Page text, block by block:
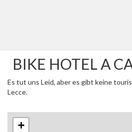
BIKE HOTEL A
Es tut uns Leid, aber es gibt keine
Lecce.
+